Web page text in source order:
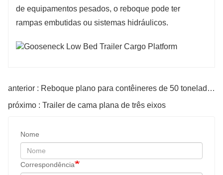
de equipamentos pesados, o reboque pode ter
rampas embutidas ou sistemas hidráulicos.
anterior : Reboque plano para contêineres de 50 toneladas
próximo : Trailer de cama plana de três eixos
Nome
Correspondência